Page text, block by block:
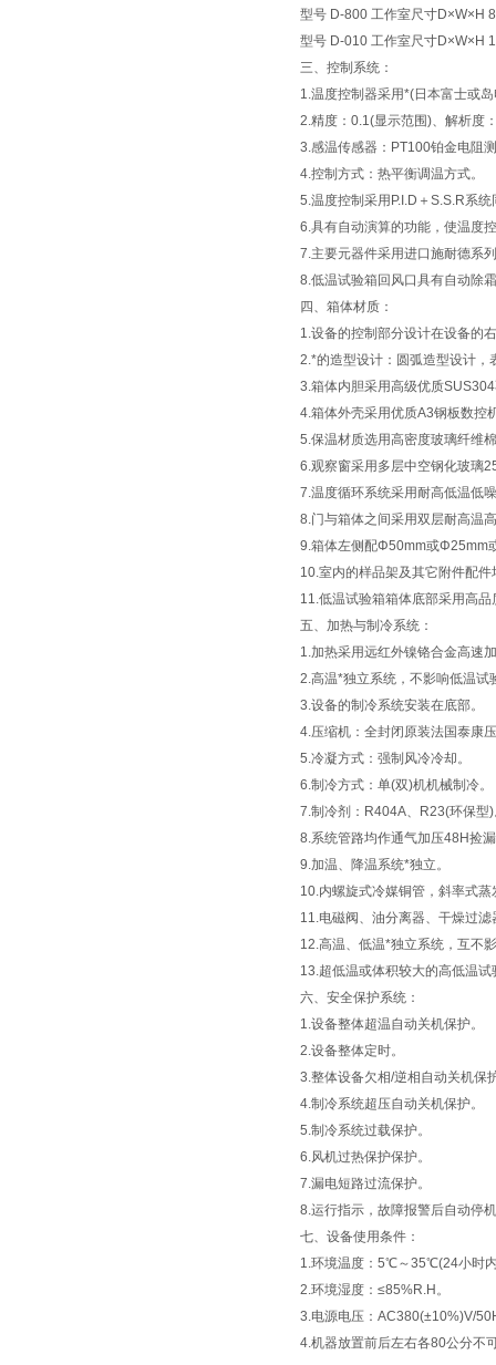
型号 D-800 工作室尺寸D×W×H
型号 D-010 工作室尺寸D×W×H
三、控制系统：
1.温度控制器采用*(日本富士或
2.精度：0.1(显示范围)、解析度
3.感温传感器：PT100铂金电阻
4.控制方式：热平衡调温方式。
5.温度控制采用P.I.D＋S.S.R系
6.具有自动演算的功能，使温度
7.主要元器件采用进口施耐德系
8.低温试验箱回风口具有自动除
四、箱体材质：
1.设备的控制部分设计在设备的
2.*的造型设计：圆弧造型设计，
3.箱体内胆采用高级优质
4.箱体外壳采用优质A3钢板数控
5.保温材质选用高密度玻璃纤维
6.观察窗采用多层中空钢化玻璃
7.温度循环系统采用耐高低温低
8.门与箱体之间采用双层耐高温
9.箱体左侧配Φ50mm或Φ25mm
10.室内的样品架及其它附件配
11.低温试验箱箱体底部采用高
五、加热与制冷系统：
1.加热采用远红外镍铬合金高速
2.高温*独立系统，不影响低温试
3.设备的制冷系统安装在底部。
4.压缩机：全封闭原装法国泰康
5.冷凝方式：强制风冷冷却。
6.制冷方式：单(双)机机械制冷。
7.制冷剂：R404A、R23(环保型)
8.系统管路均作通气加压48H捡
9.加温、降温系统*独立。
10.内螺旋式冷媒铜管，斜率式蒸
11.电磁阀、油分离器、干燥过
12.高温、低温*独立系统，互不
13.超低温或体积较大的高低温
六、安全保护系统：
1.设备整体超温自动关机保护。
2.设备整体定时。
3.整体设备欠相/逆相自动关机保
4.制冷系统超压自动关机保护。
5.制冷系统过载保护。
6.风机过热保护保护。
7.漏电短路过流保护。
8.运行指示，故障报警后自动停
七、 设备使用条件：
1.环境温度：5℃～35℃(24小时
2.环境湿度：≤85%R.H。
3.电源电压：AC380(±10%)V/
4.机器放置前后左右各80公分不